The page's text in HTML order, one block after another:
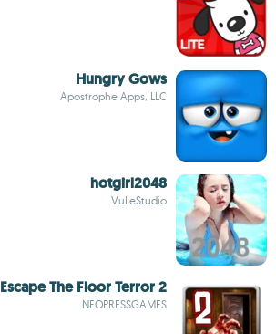
Hungry Gows
Apostrophe Apps, LLC
hotgirl2048
VuLeStudio
Escape The Floor Terror 2
NEOPRESSGAMES